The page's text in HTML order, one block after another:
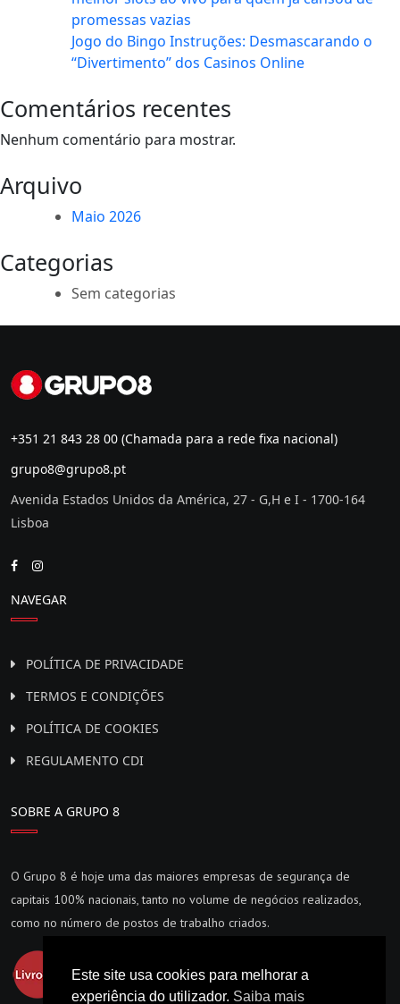
promessas vazias
Jogo do Bingo Instruções: Desmascarando o
“Divertimento” dos Casinos Online
Comentários recentes
Nenhum comentário para mostrar.
Arquivo
Maio 2026
Categorias
Sem categorias
+351 21 843 28 00 (Chamada para a rede fixa nacional)
grupo8@grupo8.pt
Avenida Estados Unidos da América, 27 - G,H e I - 1700-164
Lisboa
NAVEGAR
POLÍTICA DE PRIVACIDADE
TERMOS E CONDIÇÕES
POLÍTICA DE COOKIES
REGULAMENTO CDI
SOBRE A GRUPO 8
O Grupo 8 é hoje uma das maiores empresas de segurança de
capitais 100% nacionais, tanto no volume de negócios realizados,
como no número de postos de trabalho criados.
Este site usa cookies para melhorar a
experiência do utilizador. Saiba mais